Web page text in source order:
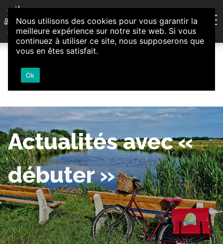
Aller au contenu
Association d'Animation et d'Initiatives Citoyennes
Loire-Authion
Actualités avec «
débuter »
Nous utilisons des cookies pour vous garantir la
meilleure expérience sur notre site web. Si vous
continuez à utiliser ce site, nous supposerons que
vous en êtes satisfait.
Ok